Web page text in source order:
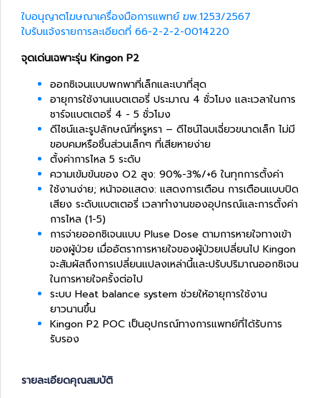
ใบอนุญาตโฆษณาเครื่องมือการแพทย์ ฆพ.1253/2567
ใบรับแจ้งรายการละเอียดที่ 66-2-2-2-0014220
จุดเด่นเฉพาะรุ่น Kingon P2
ออกซิเจนแบบพกพาที่เล็กและเบาที่สุด
อายุการใช้งานแบตเตอรี่ ประมาณ 4 ชั่วโมง และเวลาในการ
ชาร์จแบตเตอรี่ 4 - 5 ชั่วโมง
ดีไซน์และรูปลักษณ์ที่หรูหรา – ดีไซน์โฉบเฉี่ยวขนาดเล็ก ไม่มี
ขอบคมหรือชิ้นส่วนเล็กๆ ที่เสียหายง่าย
ตั้งค่าการไหล 5 ระดับ
ความเข้มข้นของ O2 สูง: 90%-3%/+6 ในทุกการตั้งค่า
ใช้งานง่าย; หน้าจอแสดง: แสดงการเตือน การเตือนแบบปิด
เสียง ระดับแบตเตอรี่ เวลาทำงานของอุปกรณ์และการตั้งค่า
การไหล (1-5)
การจ่ายออกซิเจนแบบ Pluse Dose ตามการหายใจทางเข้า
ของผู้ป่วย เมื่ออัตราการหายใจของผู้ป่วยเปลี่ยนไป Kingon
จะสัมผัสถึงการเปลี่ยนแปลงเหล่านี้และปรับปริมาณออกซิเจน
ในการหายใจครั้งต่อไป
ระบบ Heat balance system ช่วยให้อายุการใช้งาน
ยาวนานขึ้น
Kingon P2 POC เป็นอุปกรณ์ทางการแพทย์ที่ได้รับการ
รับรอง
รายละเอียดคุณสมบัติ